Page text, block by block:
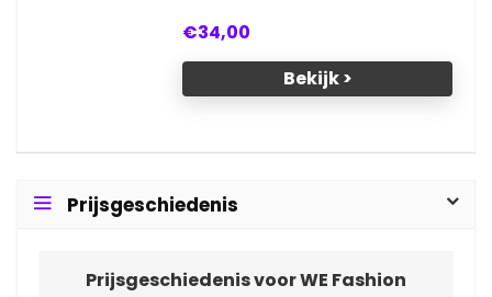
€34,00
Bekijk >
Prijsgeschiedenis
Prijsgeschiedenis voor WE Fashion